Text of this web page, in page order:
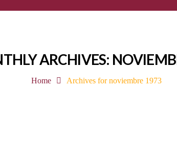
ARCHIVES:
Home Archives for noviembre 1973